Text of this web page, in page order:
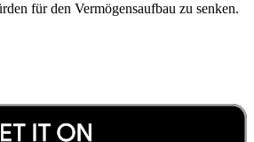
für den Vermögensaufbau zu senken.